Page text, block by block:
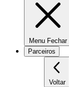
Menu Fechar
Parceiros
Voltar